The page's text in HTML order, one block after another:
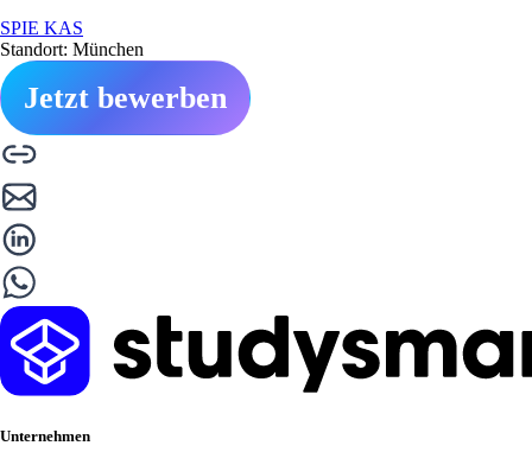
SPIE KAS
Standort: München
Jetzt bewerben
Unternehmen